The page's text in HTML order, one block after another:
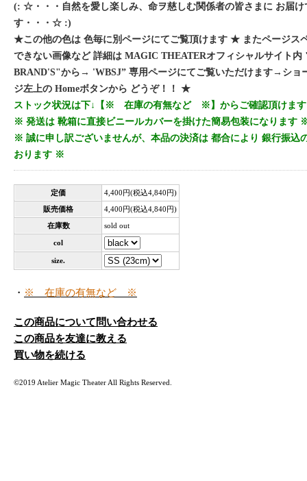
(: ☆・・・自然を愛し楽しみ、命ヲ慈しむ関係者の皆さまに お届け
す・・・☆ :)
★この他の色は 色毎に別ページにてご覧頂けます ★ またページス
できない画像など 詳細は MAGIC THEATERオフィシャルサイト内
BRAND'S"から→ 'WBSJ” 専用ページにてご覧いただけます→ショ
ジ左上の Homeボタンから どうぞ！！ ★
ストック状況は下↓【※ 在庫の有無など ※】からご確認頂けます
※ 発送は 靴箱に直接ビニールカバーを掛けた簡易包装になります
※ 誠に申し訳ございませんが、本品の決済は 都合により 銀行振込
おります ※
定価
4,400円(税込4,840円)
販売価格
4,400円(税込4,840円)
在庫数
sold out
col
size.
・ ※ 在庫の有無など ※
この商品について問い合わせる
この商品を友達に教える
買い物を続ける
©2019 Atelier Magic Theater All Rights Reserved.